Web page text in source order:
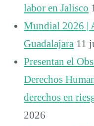
labor en Jalisco
Mundial 2026 |
Guadalajara 11
Presentan el
Derechos
derechos en
2026